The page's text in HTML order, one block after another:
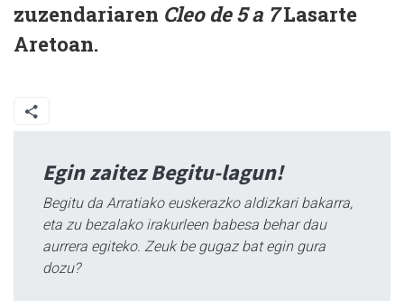
zuzendariaren Cleo de 5 a 7Lasarte
Aretoan.
Egin zaitez Begitu-lagun!
Begitu da Arratiako euskerazko aldizkari bakarra,
eta zu bezalako irakurleen babesa behar dau
aurrera egiteko. Zeuk be gugaz bat egin gura
dozu?